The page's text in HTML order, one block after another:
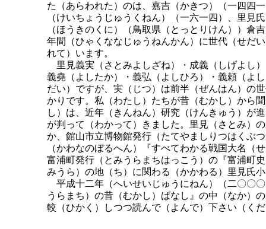
た（あらわれた）のは、嘉吉（かきつ）（一四四
（けいちょうじゅうくねん）（一六一四）、里見
（ほうきのくに）（鳥取県（とっとりけん））倉
年間（ひゃくななじゅうねんかん）に世代（せだ
れて）います。
里見義実（さとみよしざね）・成義（しげよし
義堯（よしたか）・義弘（よしひろ）・義頼（よ
だい）ですが、実（じつ）は前半（ぜんはん）の
かりです。私（わたし）たちが昔（むかし）から
し）は、近年（きんねん）研究（けんきゅう）が
が判って（わかって）きました。里見（さとみ）
か、館山市立博物館発行（たてやましりつはくぶ
（かわなのぼるへん）『すべてわかる戦国大名（
富浦町発行（とみうらまちはっこう）の『富浦町
みうら）の地（ち）に関わる（かかわる）里見氏
平成十二年（へいせいじゅうにねん）（二〇〇
うらまち）の昔（むかし）ばなし』の中（なか）
較（ひかく）しつつ読んで（よんで）下さい（く